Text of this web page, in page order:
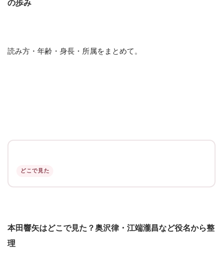
の歩み
読み方・年齢・身長・所属をまとめて。
どこで見た
本田響矢はどこで見た？奥沢律・江端瀧昌など役名から整
理